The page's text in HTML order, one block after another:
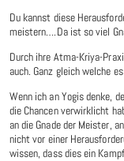
Du kannst diese
meistern….Da ist so viel
Durch ihre Atma-Kriya-
auch. Ganz gleich welche
Wenn ich an Yogis denke,
die Chancen verwirklicht
an die Gnade der Meister,
nicht vor einer
wissen, dass dies ein